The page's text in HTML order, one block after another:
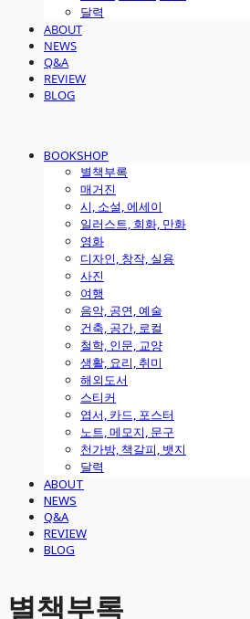
달력
ABOUT
NEWS
Q&A
REVIEW
BLOG
BOOKSHOP
별책부록
매거진
시, 소설, 에세이
일러스트, 회화, 만화
영화
디자인, 창작, 실용
사진
여행
음악, 공연, 예술
건축, 공간, 로컬
철학, 인문, 교양
생활, 요리, 취미
해외도서
스티커
엽서, 카드, 포스터
노트, 메모지, 문구
천가방, 책갈피, 뱃지
달력
ABOUT
NEWS
Q&A
REVIEW
BLOG
별책부록